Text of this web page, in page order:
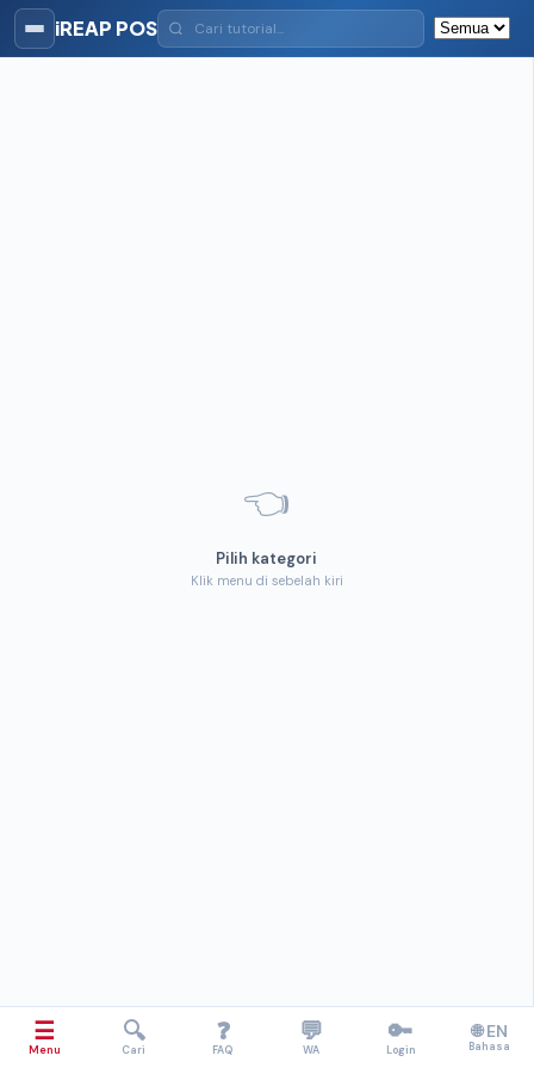
iREAP POS
👈
Pilih kategori
Klik menu di sebelah kiri
☰
Menu
🔍
Cari
❓
FAQ
💬
WA
🔑
Login
🌐 EN
Bahasa